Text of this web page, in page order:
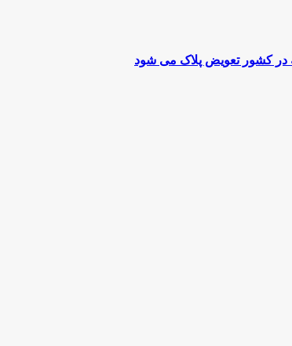
در کشور تعویض پلاک می شود